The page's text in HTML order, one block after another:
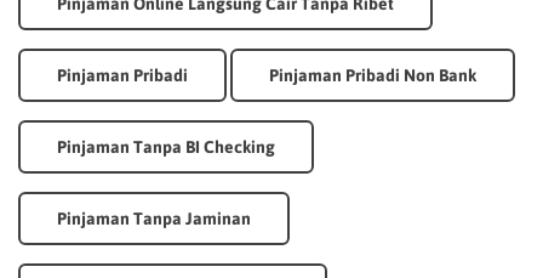
Pinjaman Pribadi Pinjaman Pribadi Non Bank
Pinjaman Tanpa BI Checking
Pinjaman Tanpa Jaminan